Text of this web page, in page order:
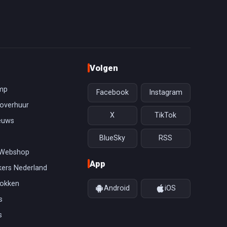
Nederland
Volgen
Facebook Instagram
X TikTok
BlueSky RSS
App
Android iOS